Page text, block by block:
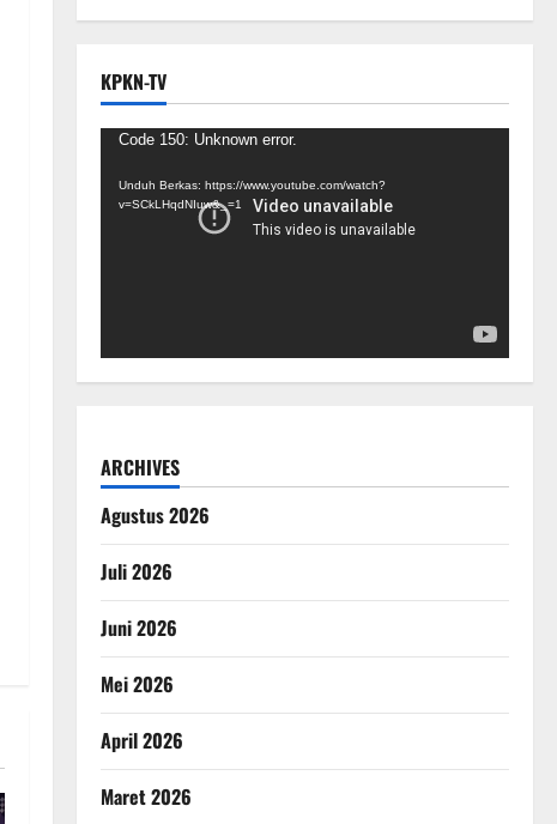
KPKN-TV
Pemutar
Code 150: Unknown error.
Unduh Berkas: https://www.youtube.com/watch?
v=SCkLHqdNIuw&_=1
ARCHIVES
Agustus 2026
Juli 2026
Juni 2026
Mei 2026
April 2026
Maret 2026